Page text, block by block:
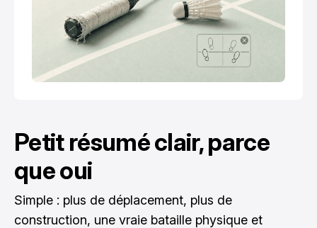
Petit résumé clair, parce
que oui
Simple : plus de déplacement, plus de
construction, une vraie bataille physique et